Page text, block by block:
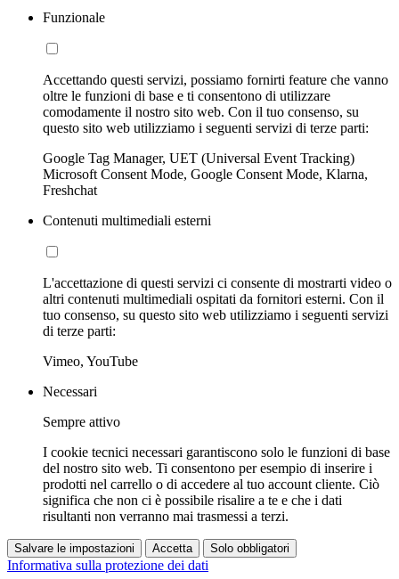
Funzionale
Accettando questi servizi, possiamo fornirti feature che vanno
oltre le funzioni di base e ti consentono di utilizzare
comodamente il nostro sito web. Con il tuo consenso, su
questo sito web utilizziamo i seguenti servizi di terze parti:
Google Tag Manager, UET (Universal Event Tracking)
Microsoft Consent Mode, Google Consent Mode, Klarna,
Freshchat
Contenuti multimediali esterni
L'accettazione di questi servizi ci consente di mostrarti video o
altri contenuti multimediali ospitati da fornitori esterni. Con il
tuo consenso, su questo sito web utilizziamo i seguenti servizi
di terze parti:
Vimeo, YouTube
Necessari
Sempre attivo
I cookie tecnici necessari garantiscono solo le funzioni di base
del nostro sito web. Ti consentono per esempio di inserire i
prodotti nel carrello o di accedere al tuo account cliente. Ciò
significa che non ci è possibile risalire a te e che i dati
risultanti non verranno mai trasmessi a terzi.
Salvare le impostazioni Accetta Solo obbligatori
Informativa sulla protezione dei dati